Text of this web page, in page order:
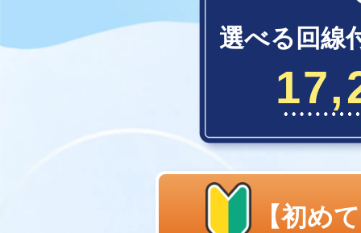
選べる回線
【初め